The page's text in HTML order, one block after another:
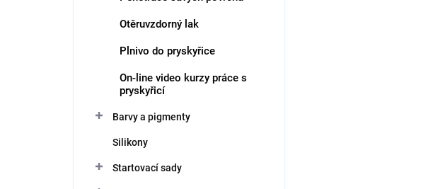
Otěruvzdorný lak
Plnivo do pryskyřice
On-line video kurzy práce s
pryskyřicí
Barvy a pigmenty
Silikony
Startovací sady